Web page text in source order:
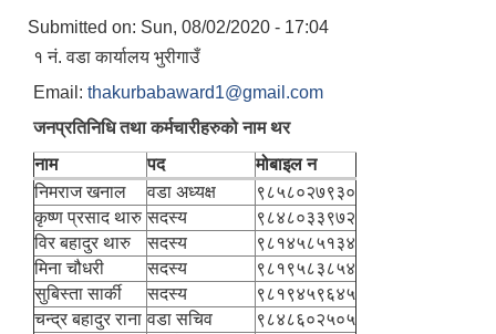
Submitted on: Sun, 08/02/2020 - 17:04
१ नं. वडा कार्यालय भुरीगाउँ
Email: thakurbabaward1@gmail.com
जनप्रतिनिधि तथा कर्मचारीहरुको नाम थर
नाम
पद
मोबाइल न
निमराज खनाल
वडा अध्यक्ष
९८५८०२७९३०
कृष्ण प्रसाद थारु सदस्य
९८४८०३३९७२
विर बहादुर थारु
सदस्य
९८१४५८५१३४
मिना चौधरी
सदस्य
९८१९५८३८५४
सुबिस्ता सार्की
सदस्य
९८१९४५९६४५
चन्द्र बहादुर राना वडा सचिव
९८४८६०२५०५